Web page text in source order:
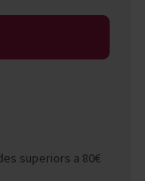
superiors a 80€